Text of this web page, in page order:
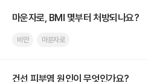
마운자로, BMI 몇부터 처방되나요?
비만 마운자로
건선 피부염 원인이 무엇인가요?